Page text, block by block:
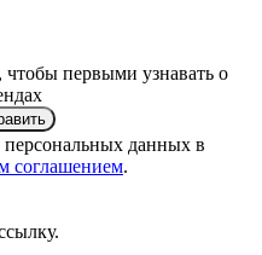
первыми узнавать о
персональных данных в
соглашением.